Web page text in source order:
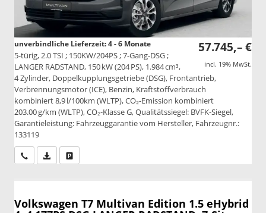
57.745,– €
incl. 19% MwSt.
unverbindliche Lieferzeit: 4 - 6 Monate
5-türig, 2.0 TSI ; 150KW/204PS ; 7-Gang-DSG ;
LANGER RADSTAND, 150 kW (204 PS), 1.984 cm³,
4 Zylinder, Doppelkupplungsgetriebe (DSG), Frontantrieb,
Verbrennungsmotor (ICE), Benzin, Kraftstoffverbrauch
kombiniert 8,9 l/100km (WLTP), CO₂-Emission kombiniert
203.00 g/km (WLTP), CO₂-Klasse G, Qualitätssiegel: BVFK-Siegel,
Garantieleistung: Fahrzeuggarantie vom Hersteller, Fahrzeugnr.:
133119
Wir rufen Sie anPDF-Datei, Fahrzeugexposé drucken
Volkswagen T7 Multivan Edition 1.5 eHybrid